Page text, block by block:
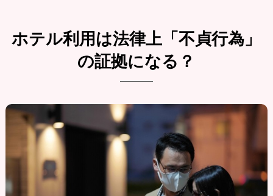
ホテル利用は法律上「不貞行為」
の証拠になる？